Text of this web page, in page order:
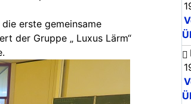
erste gemeinsame
der Gruppe „ Luxus Lärm“